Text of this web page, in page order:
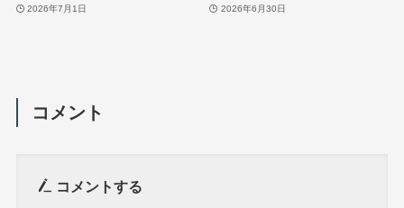
2026年7月1日 2026年6月30日
コメント
コメントする